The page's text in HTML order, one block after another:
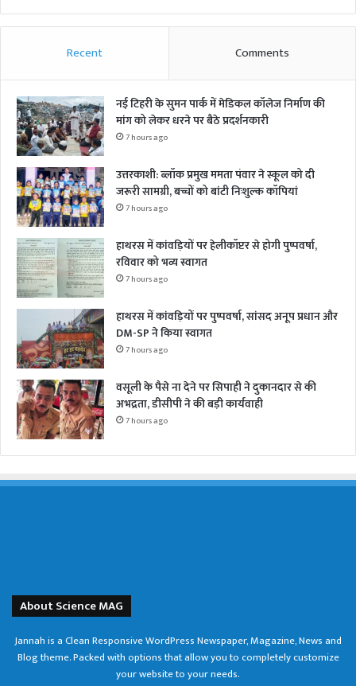
Recent Comments
नई टिहरी के सुमन पार्क में मेडिकल कॉलेज निर्माण की
मांग को लेकर धरने पर बैठे प्रदर्शनकारी
7 hours ago
उत्तरकाशी: ब्लॉक प्रमुख ममता पंवार ने स्कूल को दी
जरूरी सामग्री, बच्चों को बांटी निःशुल्क कॉपियां
7 hours ago
हाथरस में कांवड़ियों पर हेलीकॉप्टर से होगी पुष्पवर्षा,
रविवार को भव्य स्वागत
7 hours ago
हाथरस में कांवड़ियों पर पुष्पवर्षा, सांसद अनूप प्रधान और
DM-SP ने किया स्वागत
7 hours ago
वसूली के पैसे ना देने पर सिपाही ने दुकानदार से की
अभद्रता, डीसीपी ने की बड़ी कार्यवाही
7 hours ago
About Science MAG
Jannah is a Clean Responsive WordPress Newspaper, Magazine, News and
Blog theme. Packed with options that allow you to completely customize
your website to your needs.